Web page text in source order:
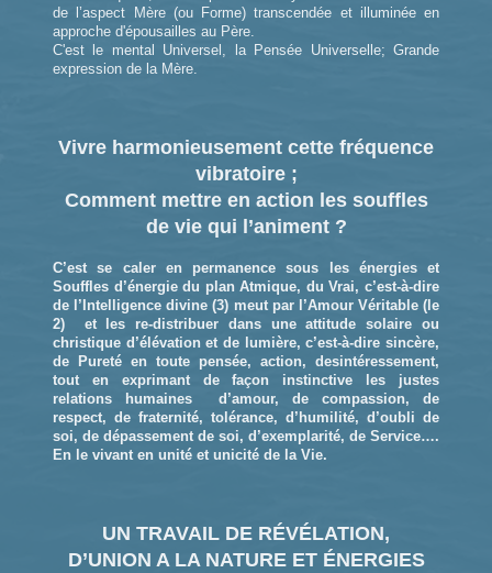
de l’aspect Mère (ou Forme) transcendée et illuminée en
approche d'épousailles au Père.
C'est le mental Universel, la Pensée Universelle; Grande
expression de la Mère.
Vivre harmonieusement cette fréquence
vibratoire ;
Comment mettre en action les souffles
de vie qui l’animent ?
C’est se caler en permanence sous les énergies et
Souffles d’énergie du plan Atmique, du Vrai, c’est-à-dire
de l’Intelligence divine (3) meut par l’Amour Véritable (le
2) et les re-distribuer dans une attitude solaire ou
christique d’élévation et de lumière, c’est-à-dire sincère,
de Pureté en toute pensée, action, desintéressement,
tout en exprimant de façon instinctive les justes
relations humaines d’amour, de compassion, de
respect, de fraternité, tolérance, d’humilité, d’oubli de
soi, de dépassement de soi, d’exemplarité, de Service….
En le vivant en unité et unicité de la Vie.
UN TRAVAIL DE RÉVÉLATION,
D’UNION A LA NATURE ET ÉNERGIES